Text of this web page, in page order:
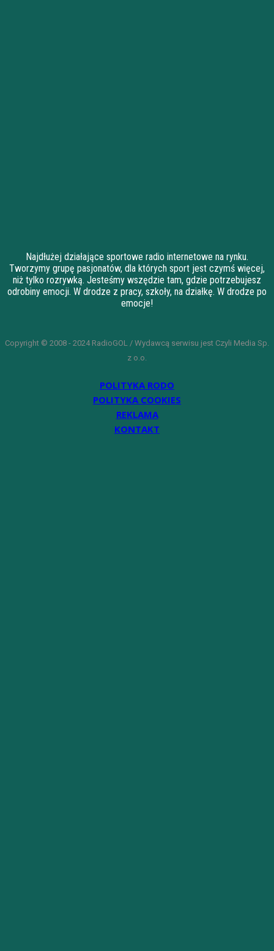
Najdłużej działające sportowe radio internetowe na rynku.
Tworzymy grupę pasjonatów, dla których sport jest czymś więcej,
niż tylko rozrywką. Jesteśmy wszędzie tam, gdzie potrzebujesz
odrobiny emocji. W drodze z pracy, szkoły, na działkę. W drodze po
emocje!
Copyright © 2008 - 2024 RadioGOL / Wydawcą serwisu jest Czyli Media Sp.
z o.o.
POLITYKA RODO
POLITYKA COOKIES
REKLAMA
KONTAKT